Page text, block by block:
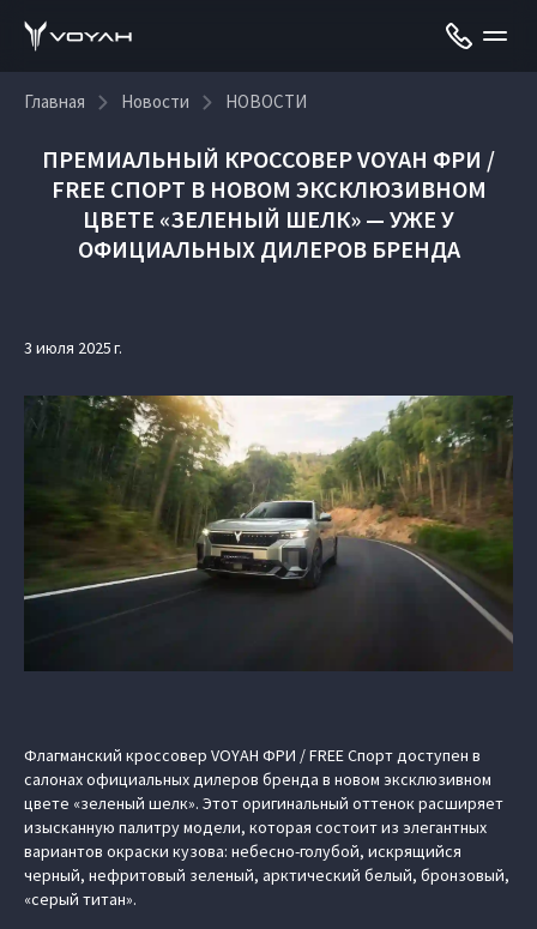
Главная Новости НОВОСТИ
ПРЕМИАЛЬНЫЙ КРОССОВЕР VOYAH ФРИ /
FREE СПОРТ В НОВОМ ЭКСКЛЮЗИВНОМ
ЦВЕТЕ «ЗЕЛЕНЫЙ ШЕЛК» — УЖЕ У
ОФИЦИАЛЬНЫХ ДИЛЕРОВ БРЕНДА
3 июля 2025 г.
Флагманский кроссовер VOYAH ФРИ / FREE Спорт доступен в
салонах официальных дилеров бренда в новом эксклюзивном
цвете «зеленый шелк». Этот оригинальный оттенок расширяет
изысканную палитру модели, которая состоит из элегантных
вариантов окраски кузова: небесно-голубой, искрящийся
черный, нефритовый зеленый, арктический белый, бронзовый,
«серый титан».